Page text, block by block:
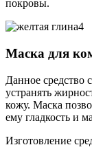
покровы.
Маска для
Данное средство
устранять
кожу. Маска
ему гладкость и
Изготовление